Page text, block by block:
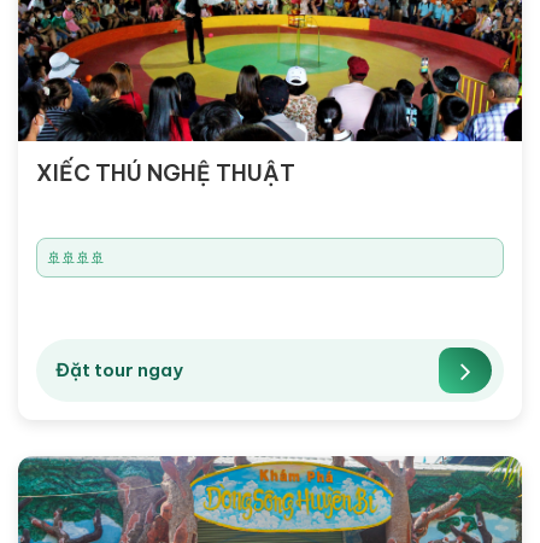
XIẾC THÚ NGHỆ THUẬT
🚢🚢🚢🚢
Đặt tour ngay